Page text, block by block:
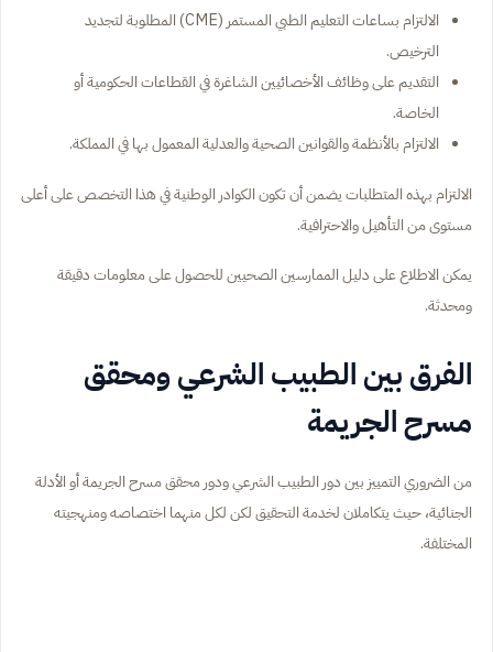
الالتزام بساعات التعليم الطبي المستمر (CME) المطلوبة لتجديد
الترخيص.
التقديم على وظائف الأخصائيين الشاغرة في القطاعات الحكومية أو
الخاصة.
الالتزام بالأنظمة والقوانين الصحية والعدلية المعمول بها في المملكة.
الالتزام بهذه المتطلبات يضمن أن تكون الكوادر الوطنية في هذا التخصص على أعلى
مستوى من التأهيل والاحترافية.
يمكن الاطلاع على دليل الممارسين الصحيين للحصول على معلومات دقيقة
ومحدثة.
الفرق بين الطبيب الشرعي ومحقق
مسرح الجريمة
من الضروري التمييز بين دور الطبيب الشرعي ودور محقق مسرح الجريمة أو الأدلة
الجنائية، حيث يتكاملان لخدمة التحقيق لكن لكل منهما اختصاصه ومنهجيته
المختلفة.